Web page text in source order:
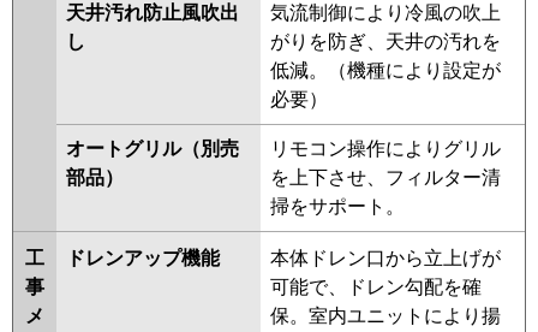
天井汚れ防止風吹出
し
気流制御により冷風の吹上
がりを防ぎ、天井の汚れを
低減。（機種により設定が
必要）
オートグリル（別売
部品）
リモコン操作によりグリル
を上下させ、フィルター清
掃をサポート。
工
事
メ
ドレンアップ機能
本体ドレン口から立上げが
可能で、ドレン勾配を確
保。室内ユニットにより揚